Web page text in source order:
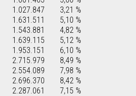
1.027.847
3,21 %
1.631.511
5,10 %
1.543.881
4,82 %
1.639.115
5,12 %
1.953.151
6,10 %
2.715.979
8,49 %
2.554.089
7,98 %
2.696.370
8,42 %
2.287.061 7,15 %